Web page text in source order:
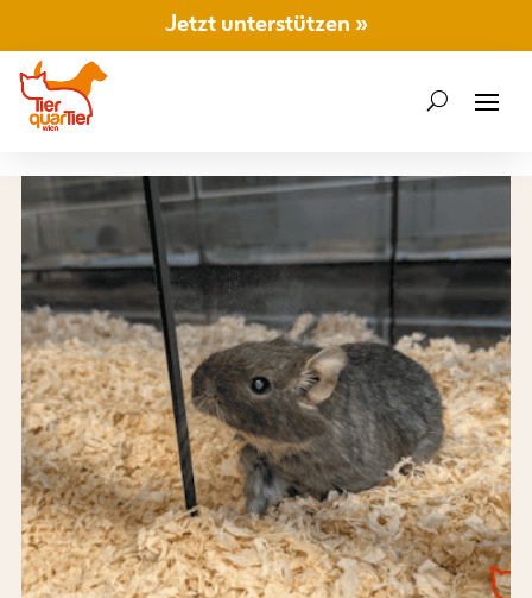
Jetzt unterstützen »